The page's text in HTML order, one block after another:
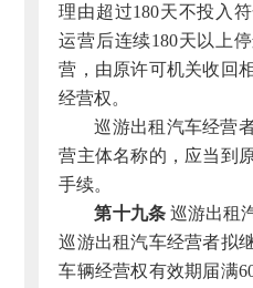
理由超过180天不投入
运营后连续180天以上
营，由原许可机关收回
经营权。
巡游出租汽车经营
营主体名称的，应当到
手续。
第十九条巡游出租
巡游出租汽车经营者拟
车辆经营权有效期届满